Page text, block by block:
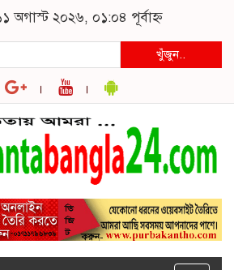
অগাস্ট ২০২৬, ০১:০৪ পূর্বাহ্ন
খুঁজুন..